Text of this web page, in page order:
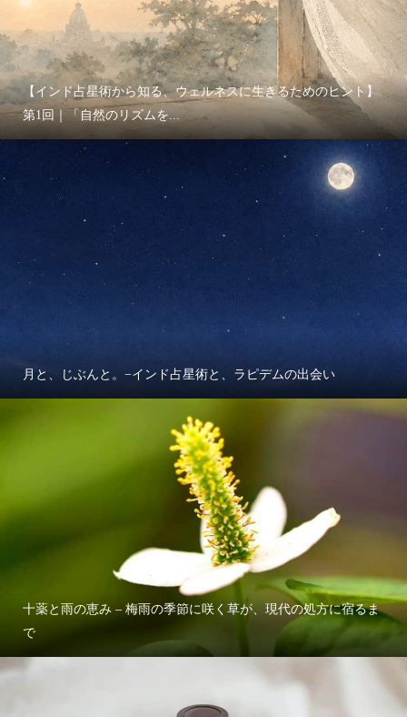
【インド占星術から知る、ウェルネスに生きるためのヒント】
第1回｜「自然のリズムを...
月と、じぶんと。−インド占星術と、ラピデムの出会い
十薬と雨の恵み – 梅雨の季節に咲く草が、現代の処方に宿るま
で